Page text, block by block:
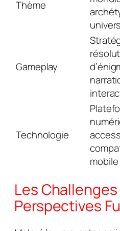
Thème
Gameplay
Technologie
mobile
Les
Perspectives